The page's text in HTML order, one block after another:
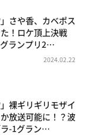
」さや香、カベポス
！ロケ頂上決戦
グランプリ2…
2024.02.22
」裸ギリギリモザイ
放送可能に！？波
-1グラン…